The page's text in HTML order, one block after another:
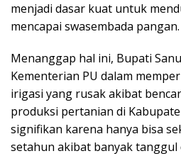
menjadi dasar kuat untuk
mencapai swasembada pangan.
Menanggap hal ini, Bupati
Kementerian PU dalam
irigasi yang rusak akibat
produksi pertanian di
signifikan karena hanya bisa
setahun akibat banyak